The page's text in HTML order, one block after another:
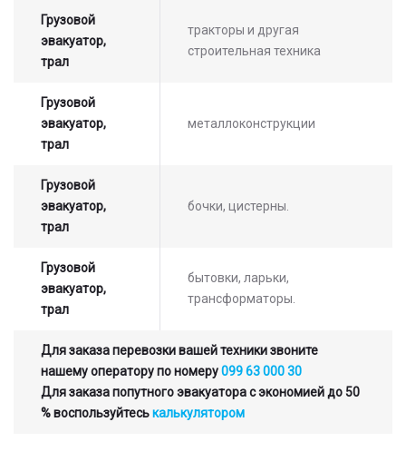
Грузовой
эвакуатор,
трал
тракторы и другая
строительная техника
Грузовой
эвакуатор,
трал
металлоконструкции
Грузовой
эвакуатор,
трал
бочки, цистерны.
Грузовой
эвакуатор,
трал
бытовки, ларьки,
трансформаторы.
Для заказа перевозки вашей техники звоните
нашему оператору по номеру099 63 000 30
Для заказа попутного эвакуатора с экономией до 50
% воспользуйтеськалькулятором